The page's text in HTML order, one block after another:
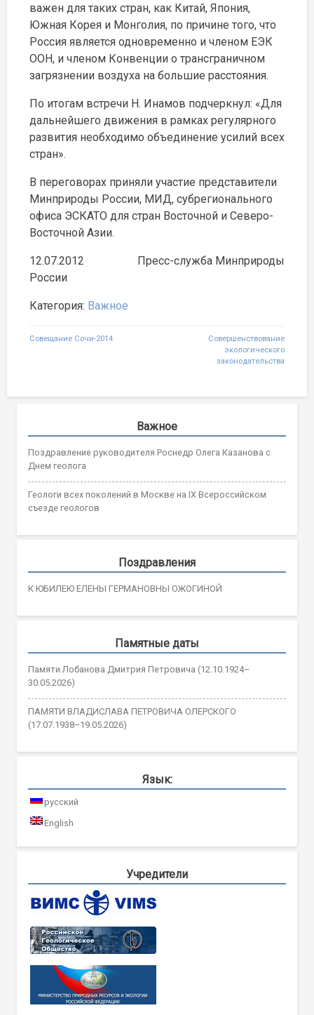
важен для таких стран, как Китай, Япония,
Южная Корея и Монголия, по причине того, что
Россия является одновременно и членом ЕЭК
ООН, и членом Конвенции о трансграничном
загрязнении воздуха на большие расстояния.
По итогам встречи Н. Инамов подчеркнул: «Для
дальнейшего движения в рамках регулярного
развития необходимо объединение усилий всех
стран».
В переговорах приняли участие представители
Минприроды России, МИД, субрегионального
офиса ЭСКАТО для стран Восточной и Северо-
Восточной Азии.
12.07.2012 Пресс-служба Минприроды
России
Категория: Важное
Навигация
Совещание Сочи-2014
Совершенствование
экологического
законодательства
Важное
Поздравление руководителя Роснедр Олега Казанова с
Днем геолога
Геологи всех поколений в Москве на IX Всероссийском
съезде геологов
Поздравления
К ЮБИЛЕЮ ЕЛЕНЫ ГЕРМАНОВНЫ ОЖОГИНОЙ
Памятные даты
Памяти Лобанова Дмитрия Петровича (12.10.1924–
30.05.2026)
ПАМЯТИ ВЛАДИСЛАВА ПЕТРОВИЧА ОЛЕРСКОГО
(17.07.1938–19.05.2026)
Язык:
русский
English
Учредители